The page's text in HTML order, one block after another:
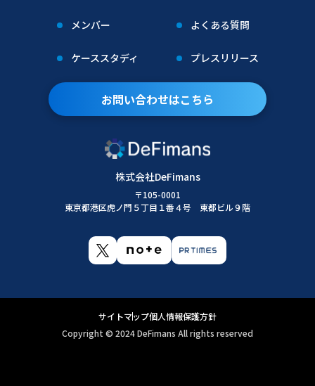
株式会社DeFimans
〒105-0001
東京都港区虎ノ門５丁目１番４号 東都ビル９階
メンバー よくある質問
ケーススタディ プレスリリース
お問い合わせはこちら
サイトマップ個人情報保護方針
Copyright ©︎ 2024 DeFimans All rights reserved